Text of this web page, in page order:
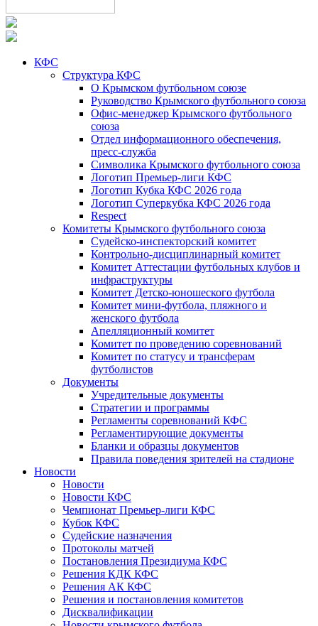
КФС
Структура КФС
О Крымском футбольном союзе
Руководство Крымского футбольного союза
Офис-менеджер Крымского футбольного
союза
Отдел информационного обеспечения,
пресс-служба
Символика Крымского футбольного союза
Логотип Премьер-лиги КФС
Логотип Кубка КФС 2026 года
Логотип Суперкубка КФС 2026 года
Respect
Комитеты Крымского футбольного союза
Судейско-инспекторский комитет
Контрольно-дисциплинарный комитет
Комитет Аттестации футбольных клубов и
инфраструктуры
Комитет Детско-юношеского футбола
Комитет мини-футбола, пляжного и
женского футбола
Апелляционный комитет
Комитет по проведению соревнований
Комитет по статусу и трансферам
футболистов
Документы
Учредительные документы
Стратегии и программы
Регламенты соревнований КФС
Регламентирующие документы
Бланки и образцы документов
Правила поведения зрителей на стадионе
Новости
Новости
Новости КФС
Чемпионат Премьер-лиги КФС
Кубок КФС
Судейские назначения
Протоколы матчей
Постановления Президиума КФС
Решения КДК КФС
Решения АК КФС
Решения и постановления комитетов
Дисквалификации